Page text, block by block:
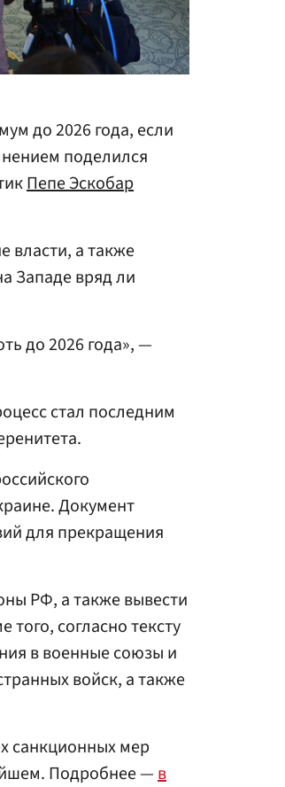
до 2026 года, если
поделился
Пепе Эскобар
власти, а также
Западе вряд ли
до 2026 года», —
стал последним
Документ
для прекращения
РФ, а также вывести
согласно тексту
в военные союзы и
войск, а также
санкционных мер
Подробнее —в